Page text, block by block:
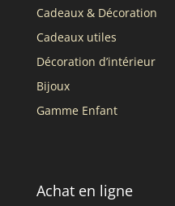
Cadeaux & Décoration
Cadeaux utiles
Décoration d’intérieur
Bijoux
Gamme Enfant
Achat en ligne